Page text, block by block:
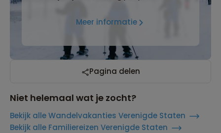
Meer informatie
Pagina delen
Niet helemaal wat je zocht?
Bekijk alle Wandelvakanties Verenigde Staten
Bekijk alle Familiereizen Verenigde Staten